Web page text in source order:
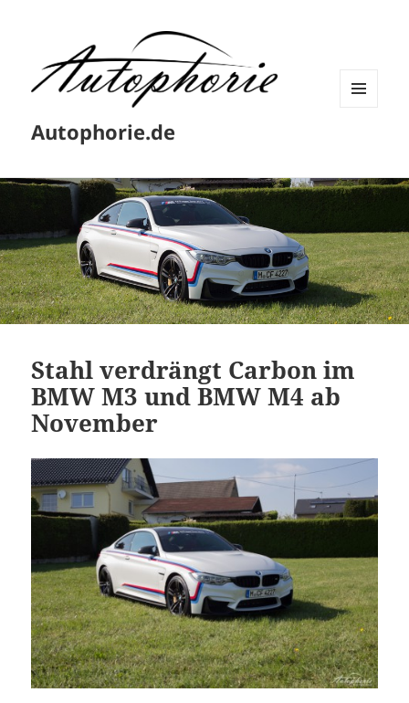
Autophorie.de
Stahl verdrängt Carbon im
BMW M3 und BMW M4 ab
November